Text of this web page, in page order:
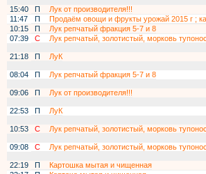
15:40
П
Лук от производителя!!!
11:47
П Продаём овощи и фрукты урожай 2015 г ;
10:15
П
Лук репчатый фракция 5-7 и 8
07:39
С
Лук репчатый, золотистый, морковь
21:18
П ЛуК
08:04
П Лук репчатый фракция 5-7 и 8
09:06
П
Лук от производителя!!!
22:53
П ЛуК
10:53
С
Лук репчатый, золотистый, морковь
09:08
С
Лук репчатый, золотистый, морковь
22:19
П Картошка мытая и чищенная